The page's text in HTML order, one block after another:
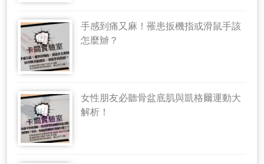
手感到痛又麻！罹患扳機指或滑鼠手該
怎麼辧？
女性朋友必聽骨盆底肌與凱格爾運動大
解析！